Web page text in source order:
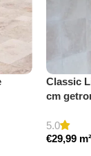
Classic
cm
5.0
€29,99 m²